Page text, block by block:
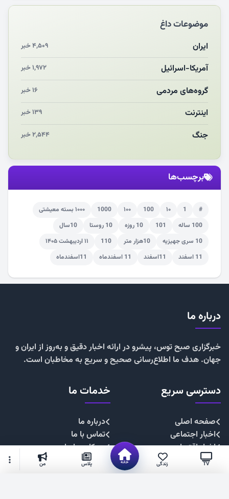
مشهدالرضا آقای شهید ایران را در آغوش کشید
مکن ای صبح طلوع
چرایی «استقبال از آقای ایران»
انقلاب مردمی و مردم انقلابی
مرگ خاموش زیست‌محیطی در منطقه تربت‌جام
موضوعات داغ
ایران ۴,۵۰۹ خبر
آمریکا-اسرائیل ۱,۹۷۲ خبر
گروه‌های مردمی ۱۶ خبر
اینترنت ۱۳۹ خبر
جنگ ۲,۵۴۴ خبر
برچسب‌ها
#
1 ۱۰ 100 ۱۰۰ 1000
۱۰۰۰ بسته معیشتی
100 ساله
101 10 روزه 10 روستا
10سال
10 سری جهیزیه
10هزار متر 110
۱۱ اردیبهشت ۱۴۰۵
11 اسفند
11اسفند 11 اسفندماه 11اسفندماه
TV زندگی خانه پلاس من
درباره ما
خبرگزاری صبح توس، پیشرو در ارائه اخبار دقیق و به‌روز از ایران و
جهان. هدف ما اطلاع‌رسانی صحیح و سریع به مخاطبان است.
دسترسی سریع
صفحه اصلی
اخبار اجتماعی
اخبار اقتصادی
اخبار چندرسانه
خدمات ما
درباره ما
تماس با ما
همکاری با ما
تبلیغات